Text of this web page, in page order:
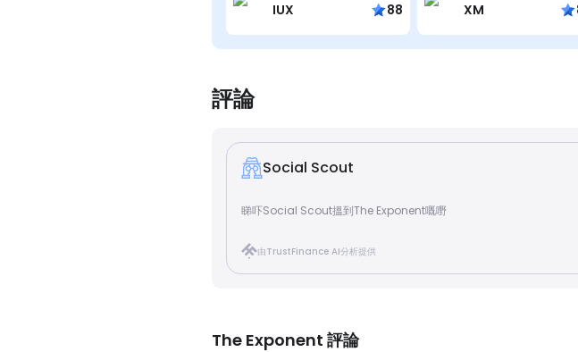
IUX 88 XM
評論
Social Scout
睇吓Social Scout搵到The Exponent嘅嘢
由TrustFinance AI分析提供
The Exponent 評論